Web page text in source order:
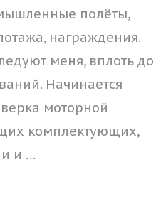
полёты,
награждения.
меня, вплоть до
Начинается
моторной
комплектующих,
и …